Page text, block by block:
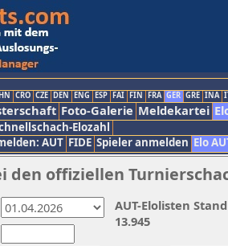
CRO CZE DEN ENG ESP FAI FIN FRA GER GRE INA
Foto-Galerie Meldekartei
Elozahl
AUT FIDE Spieler anmelden Elo
den offiziellen
AUT-Elolisten
13.945